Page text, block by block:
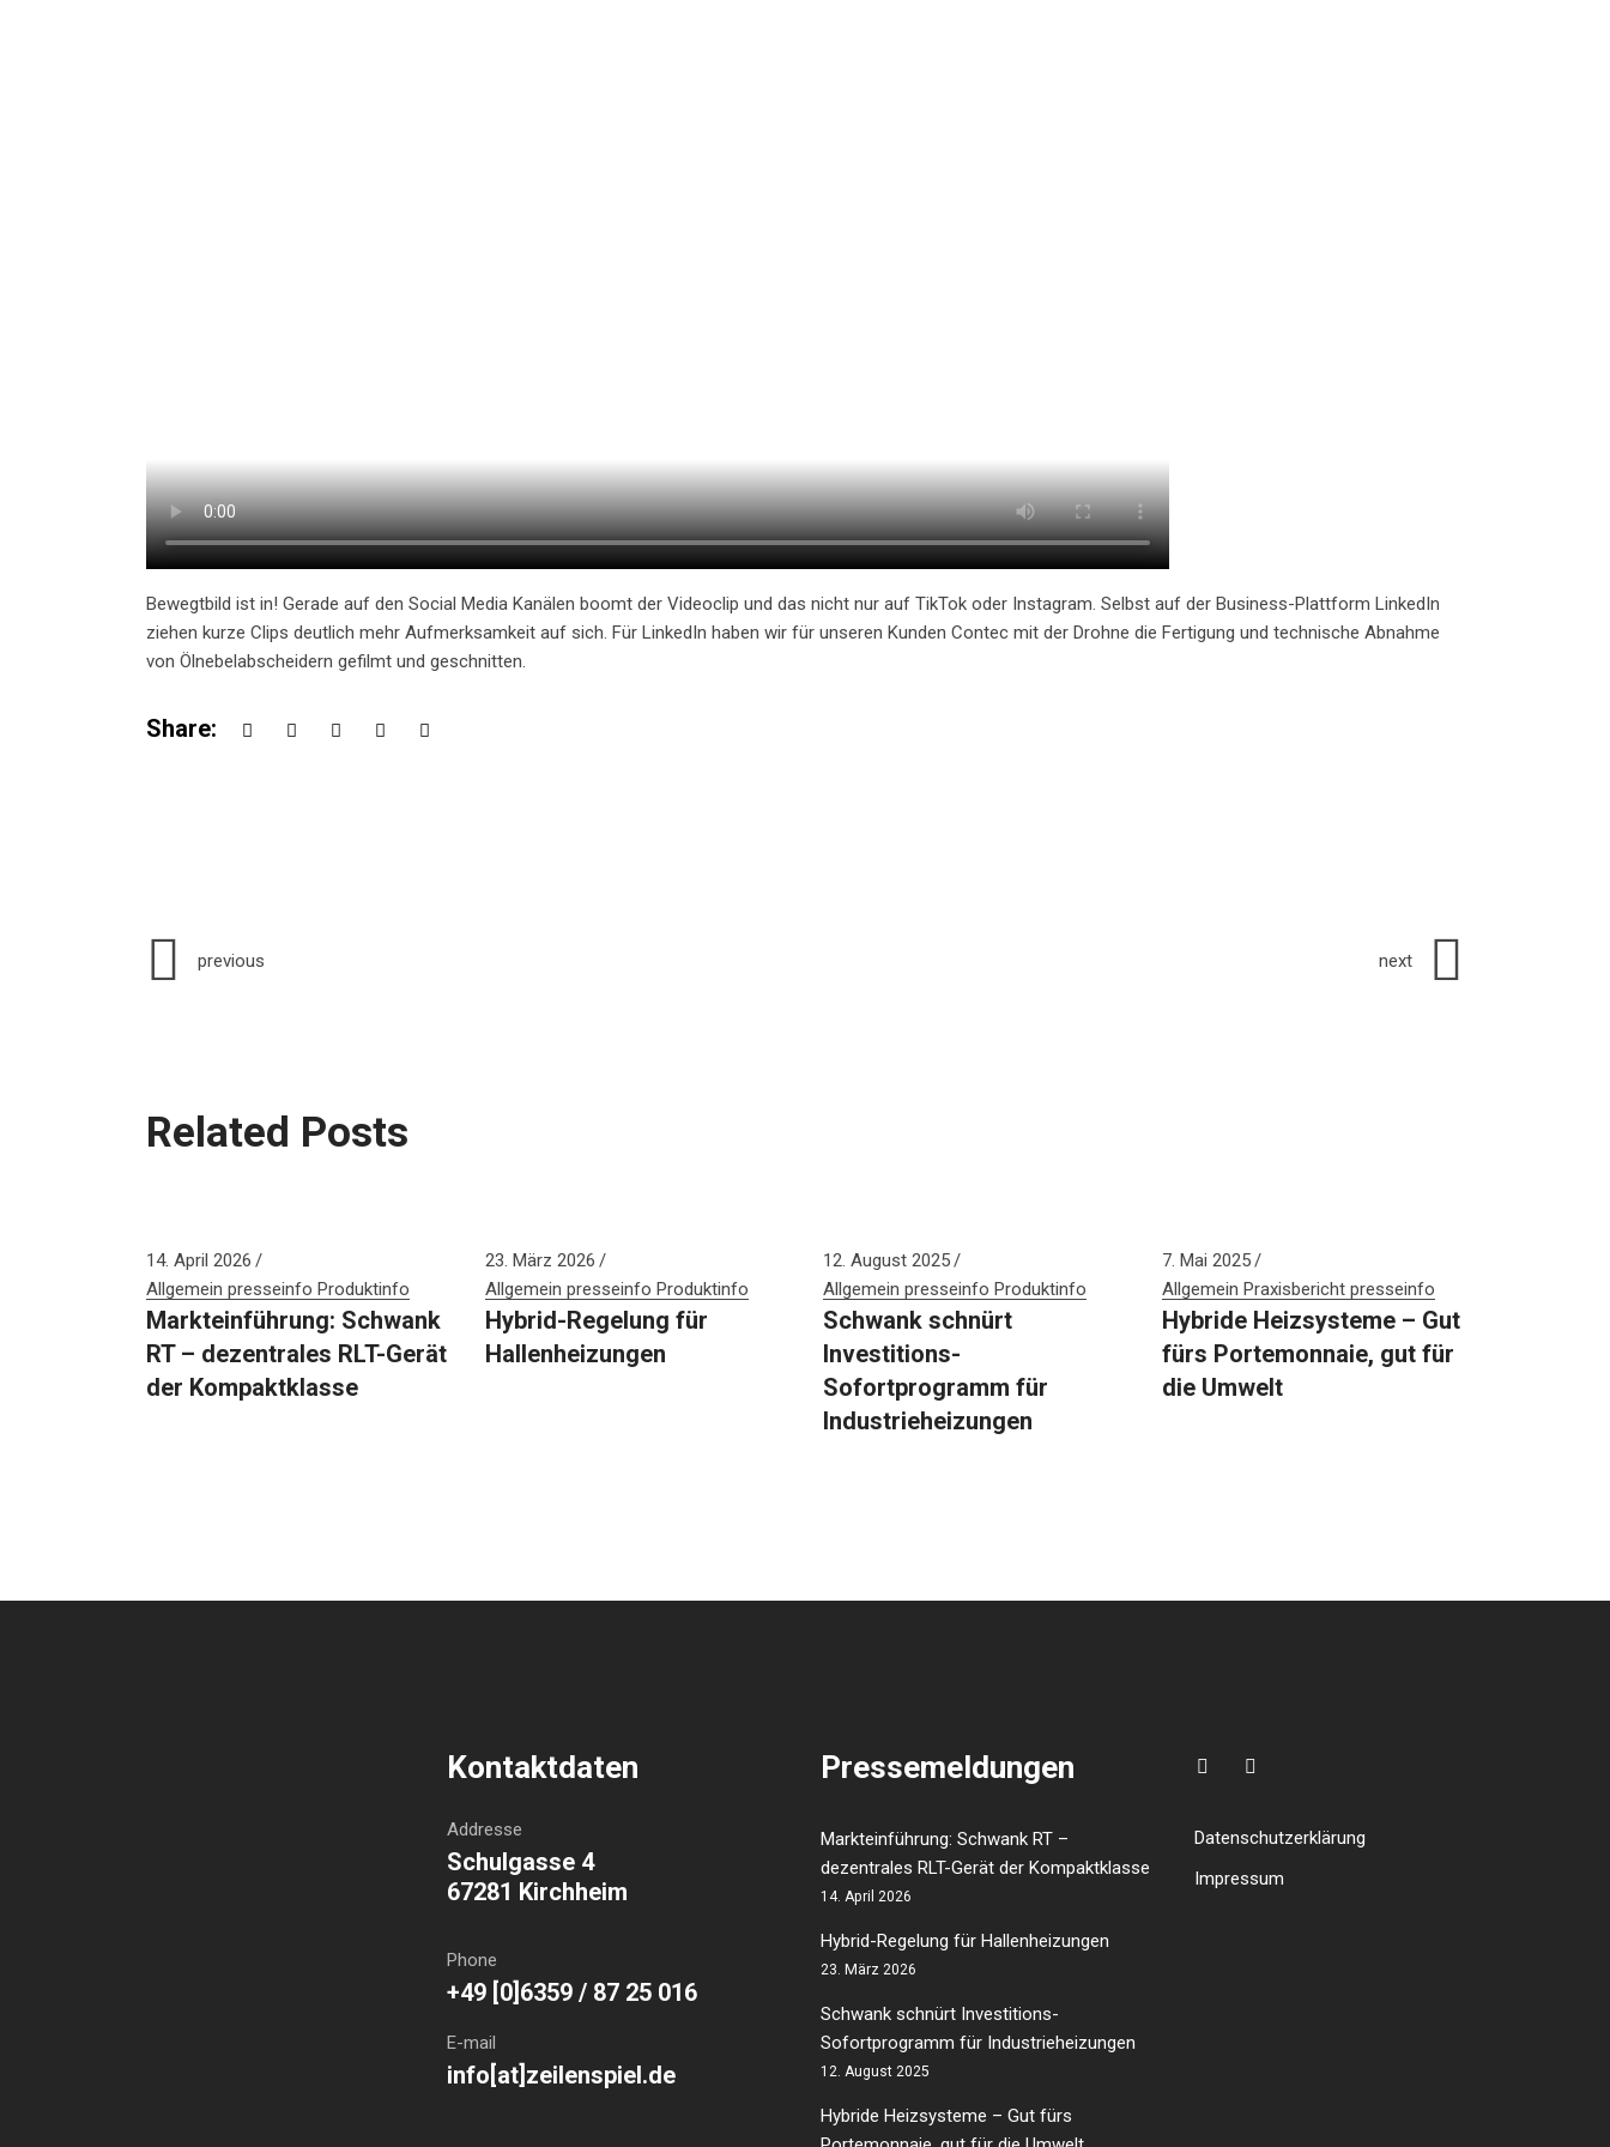
Bewegtbild ist in! Gerade auf den Social Media Kanälen boomt der Videoclip und das nicht nur auf TikTok oder Instagram. Selbst auf der Business-Plattform LinkedIn
ziehen kurze Clips deutlich mehr Aufmerksamkeit auf sich. Für LinkedIn haben wir für unseren Kunden Contec mit der Drohne die Fertigung und technische Abnahme
von Ölnebelabscheidern gefilmt und geschnitten.
Share:
previous next
Related Posts
14. April 2026
Allgemein presseinfo Produktinfo
Markteinführung: Schwank
RT – dezentrales RLT-Gerät
der Kompaktklasse
23. März 2026
Allgemein presseinfo Produktinfo
Hybrid-Regelung für
Hallenheizungen
12. August 2025
Allgemein presseinfo Produktinfo
Schwank schnürt
Investitions-
Sofortprogramm für
Industrieheizungen
7. Mai 2025
Allgemein Praxisbericht presseinfo
Hybride Heizsysteme – Gut
fürs Portemonnaie, gut für
die Umwelt
Kontaktdaten
Addresse
Schulgasse 4
67281 Kirchheim
Phone
+49 [0]6359 / 87 25 016
E-mail
info[at]zeilenspiel.de
Pressemeldungen
Markteinführung: Schwank RT –
dezentrales RLT-Gerät der Kompaktklasse
14. April 2026
Hybrid-Regelung für Hallenheizungen
23. März 2026
Schwank schnürt Investitions-
Sofortprogramm für Industrieheizungen
12. August 2025
Hybride Heizsysteme – Gut fürs
Datenschutzerklärung
Impressum